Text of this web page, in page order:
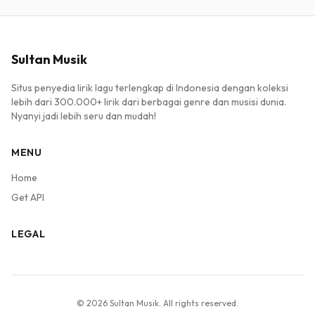
Sultan Musik
Situs penyedia lirik lagu terlengkap di Indonesia dengan koleksi
lebih dari 300.000+ lirik dari berbagai genre dan musisi dunia.
Nyanyi jadi lebih seru dan mudah!
MENU
Home
Get API
LEGAL
© 2026 Sultan Musik. All rights reserved.